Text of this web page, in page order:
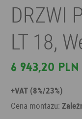
DRZWI
LT 18,
6 943,20 PLN
+VAT (8%/23%)
Cena montażu: